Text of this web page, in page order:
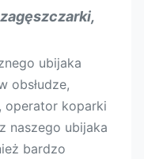
550
4-9 11-16
ubijaka
obsłudze,
operator koparki
naszego ubijaka
bardzo